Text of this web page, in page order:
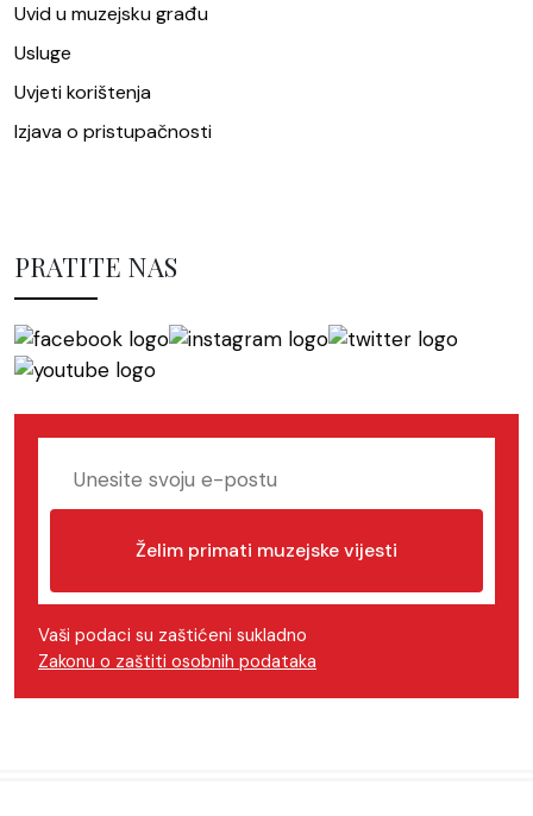
Uvid u muzejsku građu
Usluge
Uvjeti korištenja
Izjava o pristupačnosti
PRATITE NAS
Želim primati muzejske vijesti
Vaši podaci su zaštićeni sukladno
Zakonu o zaštiti osobnih podataka